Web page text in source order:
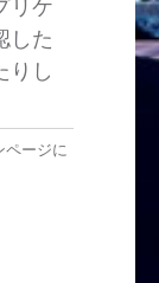
リケ
した
りし
ページに